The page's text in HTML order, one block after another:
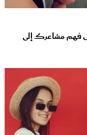
فهم مشاعرك إلى